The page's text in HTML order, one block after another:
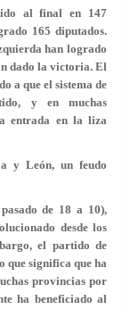
al final en 147
165 diputados.
han logrado
dado la victoria. El
a que el sistema de
y en muchas
entrada en la liza
y León, un feudo
de 18 a 10),
desde los
el partido de
que significa que ha
provincias por
ha beneficiado al